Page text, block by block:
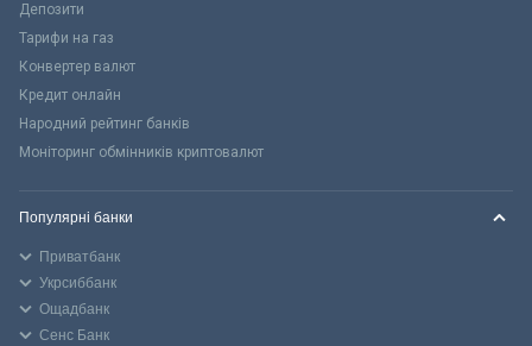
Депозити
Тарифи на газ
Конвертер валют
Кредит онлайн
Народний рейтинг банків
Моніторинг обмінників криптовалют
Популярні банки
Приватбанк
Укрсиббанк
Ощадбанк
Сенс Банк